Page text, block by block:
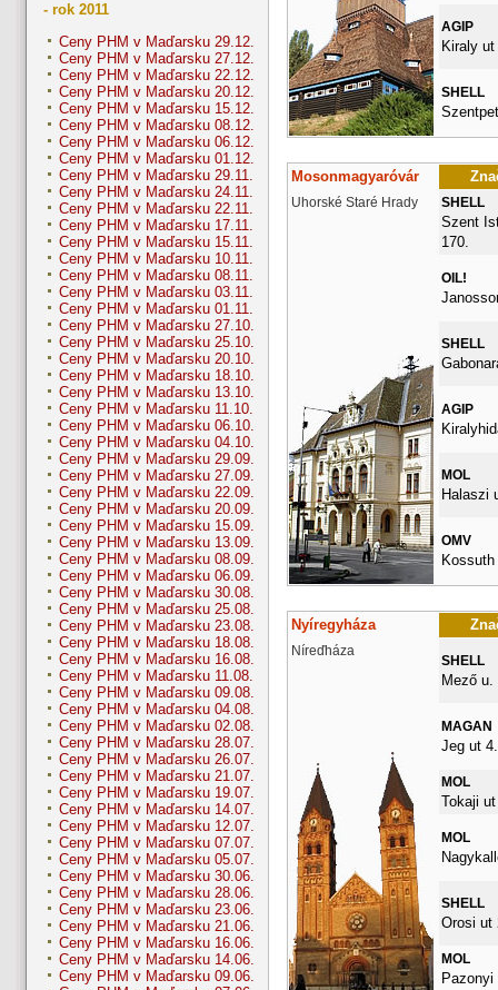
- rok 2011
Ceny PHM v Maďarsku 29.12.
Ceny PHM v Maďarsku 27.12.
Ceny PHM v Maďarsku 22.12.
Ceny PHM v Maďarsku 20.12.
Ceny PHM v Maďarsku 15.12.
Ceny PHM v Maďarsku 08.12.
Ceny PHM v Maďarsku 06.12.
Ceny PHM v Maďarsku 01.12.
Ceny PHM v Maďarsku 29.11.
Ceny PHM v Maďarsku 24.11.
Ceny PHM v Maďarsku 22.11.
Ceny PHM v Maďarsku 17.11.
Ceny PHM v Maďarsku 15.11.
Ceny PHM v Maďarsku 10.11.
Ceny PHM v Maďarsku 08.11.
Ceny PHM v Maďarsku 03.11.
Ceny PHM v Maďarsku 01.11.
Ceny PHM v Maďarsku 27.10.
Ceny PHM v Maďarsku 25.10.
Ceny PHM v Maďarsku 20.10.
Ceny PHM v Maďarsku 18.10.
Ceny PHM v Maďarsku 13.10.
Ceny PHM v Maďarsku 11.10.
Ceny PHM v Maďarsku 06.10.
Ceny PHM v Maďarsku 04.10.
Ceny PHM v Maďarsku 29.09.
Ceny PHM v Maďarsku 27.09.
Ceny PHM v Maďarsku 22.09.
Ceny PHM v Maďarsku 20.09.
Ceny PHM v Maďarsku 15.09.
Ceny PHM v Maďarsku 13.09.
Ceny PHM v Maďarsku 08.09.
Ceny PHM v Maďarsku 06.09.
Ceny PHM v Maďarsku 30.08.
Ceny PHM v Maďarsku 25.08.
Ceny PHM v Maďarsku 23.08.
Ceny PHM v Maďarsku 18.08.
Ceny PHM v Maďarsku 16.08.
Ceny PHM v Maďarsku 11.08.
Ceny PHM v Maďarsku 09.08.
Ceny PHM v Maďarsku 04.08.
Ceny PHM v Maďarsku 02.08.
Ceny PHM v Maďarsku 28.07.
Ceny PHM v Maďarsku 26.07.
Ceny PHM v Maďarsku 21.07.
Ceny PHM v Maďarsku 19.07.
Ceny PHM v Maďarsku 14.07.
Ceny PHM v Maďarsku 12.07.
Ceny PHM v Maďarsku 07.07.
Ceny PHM v Maďarsku 05.07.
Ceny PHM v Maďarsku 30.06.
Ceny PHM v Maďarsku 28.06.
Ceny PHM v Maďarsku 23.06.
Ceny PHM v Maďarsku 21.06.
Ceny PHM v Maďarsku 16.06.
Ceny PHM v Maďarsku 14.06.
Ceny PHM v Maďarsku 09.06.
AGIP
Kiraly ut
SHELL
Mosonmagyaróvár
Uhorské Staré Hrady SHELL
Szent
170.
OIL!
SHELL
AGIP
MOL
Halaszi
OMV
Nyíregyháza
Níreďháza
SHELL
Mező u.
MAGAN
Jeg ut 4.
MOL
Tokaji
MOL
SHELL
Orosi ut
MOL
Pazonyi